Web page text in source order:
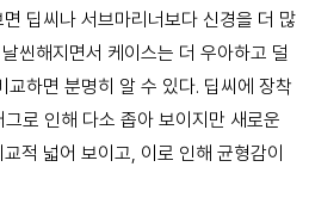
딥씨나 서브마리너보다 신경을 더 많
씬해지면서 케이스는 더 우아하고 덜
교하면 분명히 알 수 있다. 딥씨에 장착
그로 인해 다소 좁아 보이지만 새로운
적 넓어 보이고, 이로 인해 균형감이